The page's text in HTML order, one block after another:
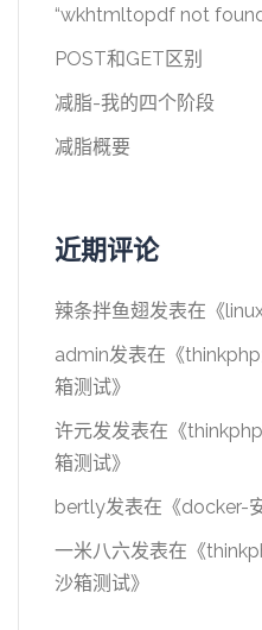
“wkhtmltopdf not
POST和GET区别
减脂-我的四个阶段
减脂概要
近期评论
辣条拌鱼翅发表在《
admin发表在《
箱测试》
许元发发表在《
箱测试》
bertly发表在《docker-
一米八六发表在《
沙箱测试》